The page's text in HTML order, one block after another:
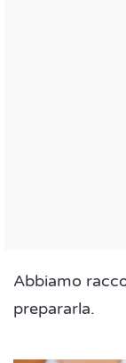
Abbiamo
prepararla.